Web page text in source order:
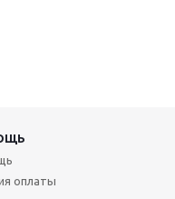
оплаты